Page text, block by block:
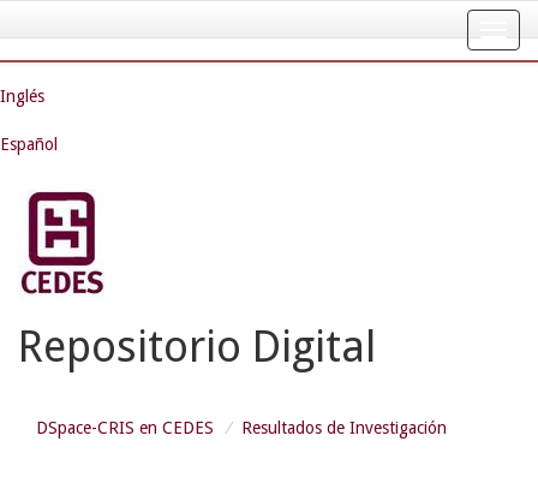
navigation
Inglés
Español
Repositorio Digital
DSpace-CRIS en CEDES Resultados de Investigación